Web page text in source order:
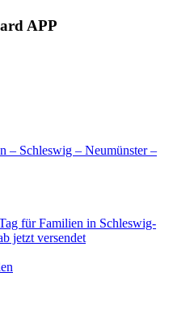
APP
– Schleswig – Neumünster –
für Familien in Schleswig-
jetzt versendet